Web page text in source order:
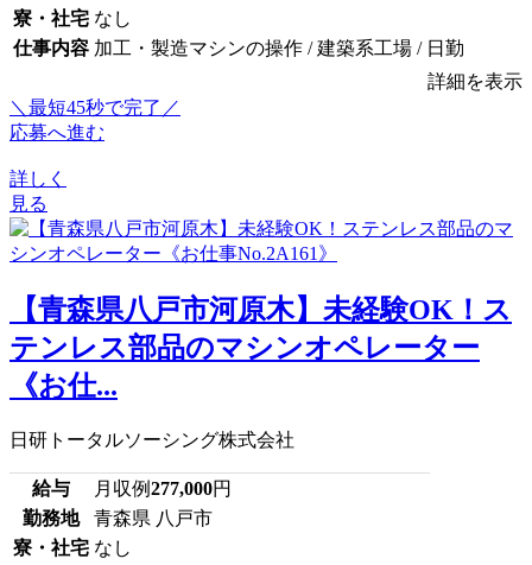
寮・社宅 なし
仕事内容 加工・製造マシンの操作 / 建築系工場 / 日勤
詳細を表示
＼最短45秒で完了／
応募へ進む
詳しく
見る
【青森県八戸市河原木】未経験OK！ス
テンレス部品のマシンオペレーター
《お仕...
日研トータルソーシング株式会社
給与 月収例277,000円
勤務地
青森県 八戸市
寮・社宅 なし